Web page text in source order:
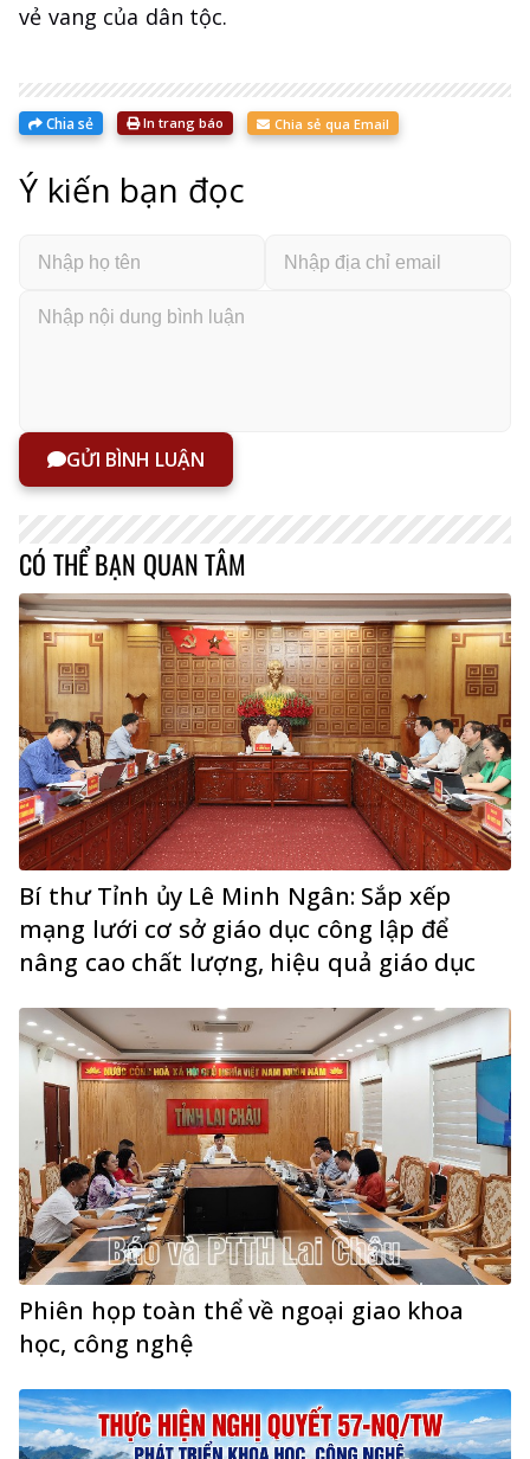
vẻ vang của dân tộc.
Chia sẻ In trang báo Chia sẻ qua Email
Ý kiến bạn đọc
GỬI BÌNH LUẬN
CÓ THỂ BẠN QUAN TÂM
Bí thư Tỉnh ủy Lê Minh Ngân: Sắp xếp
mạng lưới cơ sở giáo dục công lập để
nâng cao chất lượng, hiệu quả giáo dục
Phiên họp toàn thể về ngoại giao khoa
học, công nghệ